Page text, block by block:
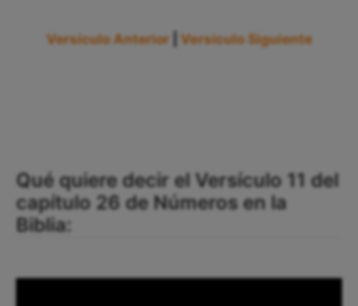
Versículo Anterior Versículo Siguiente
Qué quiere decir el Versículo 11 del
capítulo 26 de Números en la
Biblia: